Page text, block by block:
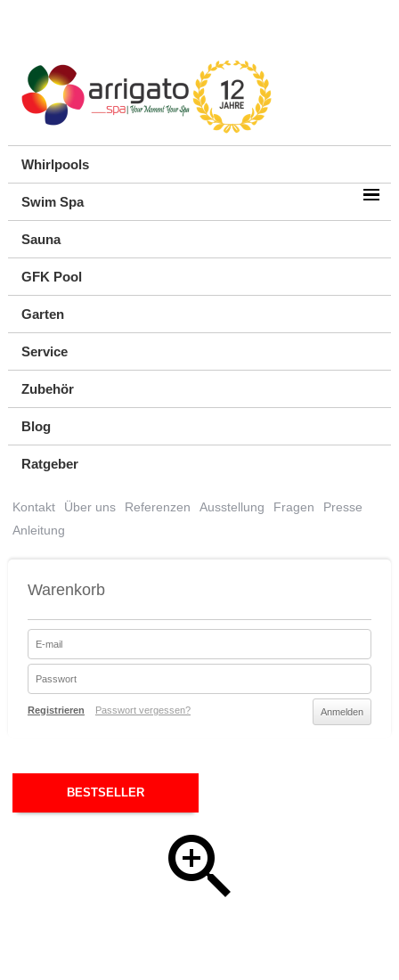
Whirlpools
Swim Spa
Sauna
GFK Pool
Garten
Service
Zubehör
Blog
Ratgeber
Kontakt Über uns Referenzen Ausstellung Fragen
Presse
Anleitung
Warenkorb
Registrieren Passwort vergessen?
BESTSELLER